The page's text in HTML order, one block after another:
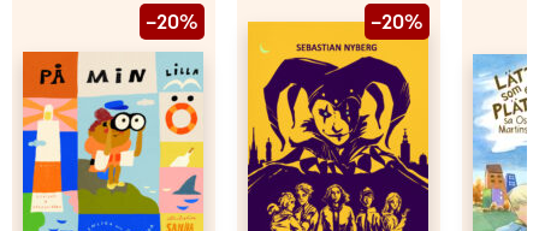
–20% –20%